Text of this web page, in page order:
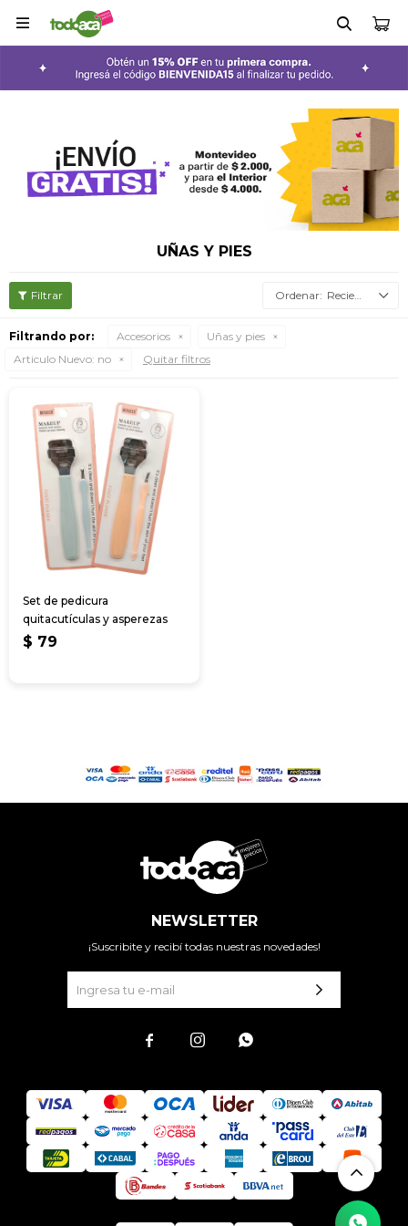

UÑAS Y PIES
Recientes
Filtrando por: Accesorios
Uñas y pies
Articulo Nuevo: no Quitar filtros
Set de pedicura
quitacutículas y asperezas
$ 79
NEWSLETTER
¡Suscribite y recibí todas nuestras novedades!
  